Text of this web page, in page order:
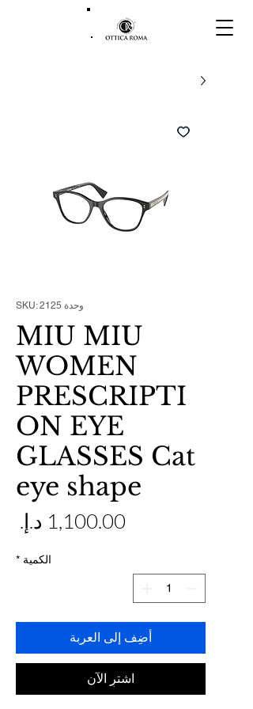
وحدة SKU: 2125
MIU MIU
WOMEN
PRESCRIPTI
ON EYE
GLASSES Cat
eye shape
الكمية *
أضِف إلى العربة
اشترِ الآن